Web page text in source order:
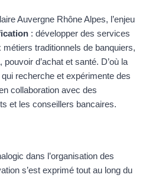
Auvergne Rhône Alpes, l’enjeu
: développer des services
traditionnels de banquiers,
d’achat et santé. D’où la
qui recherche et expérimente des
collaboration avec des
et les conseillers bancaires.
dans l’organisation des
s’est exprimé tout au long du